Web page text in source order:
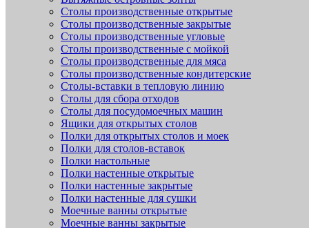
Столы производственные открытые
Столы производственные закрытые
Столы производственные угловые
Столы производственные с мойкой
Столы производственные для мяса
Столы производственные кондитерские
Столы-вставки в тепловую линию
Столы для сбора отходов
Столы для посудомоечных машин
Ящики для открытых столов
Полки для открытых столов и моек
Полки для столов-вставок
Полки настольные
Полки настенные открытые
Полки настенные закрытые
Полки настенные для сушки
Моечные ванны открытые
Моечные ванны закрытые